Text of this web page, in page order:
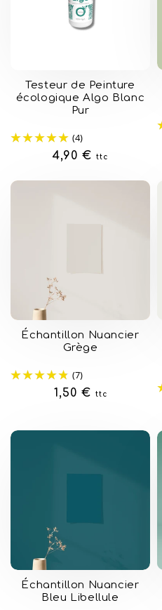
Testeur de Peinture
écologique Algo Blanc
Pur
(4)
Prix
4,90 € ttc
Échantillon Nuancier
Grège
(7)
Prix
1,50 € ttc
Échantillon Nuancier
Bleu Libellule